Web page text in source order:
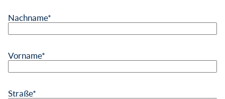
Nachname*
Vorname*
Straße*